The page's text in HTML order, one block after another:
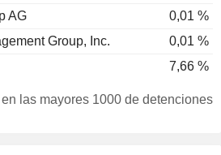
AG
0,01 %
Group, Inc.
0,01 %
7,66 %
las mayores 1000 de detenciones